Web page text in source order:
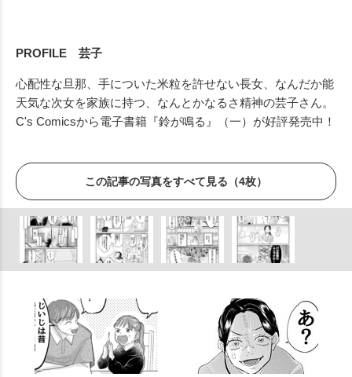
PROFILE 芸子
心配性な旦那、手についた米粒を許せない長女、なんだか能
天気な次女を家族に持つ、なんとかなるさ精神の芸子さん。
C's Comicsから電子書籍『鈴が鳴る』（一）が好評発売中！
この記事の写真をすべて見る（4枚）